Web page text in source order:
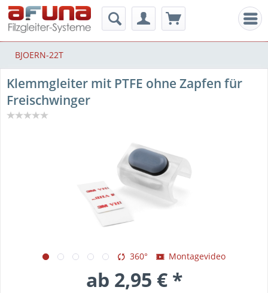
BJOERN-22T
Klemmgleiter mit PTFE ohne Zapfen für
Freischwinger
360° Montagevideo
ab 2,95 € *